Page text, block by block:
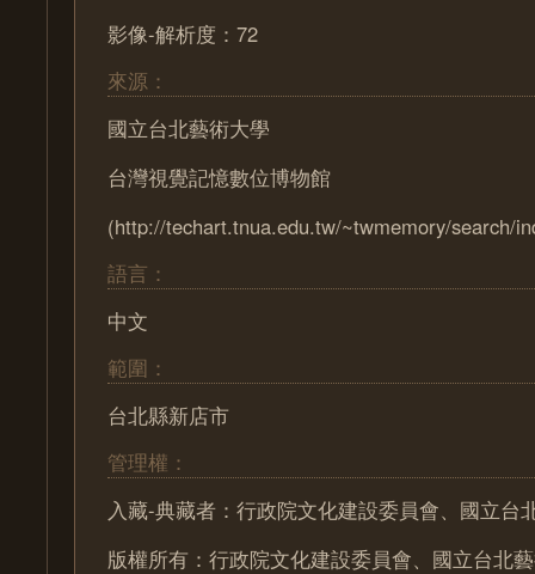
影像-解析度：72
來源：
國立台北藝術大學
台灣視覺記憶數位博物館
(http://techart.tnua.edu.tw/~twmemory/search/
語言：
中文
範圍：
台北縣新店市
管理權：
入藏-典藏者：行政院文化建設委員會、國立台
版權所有：行政院文化建設委員會、國立台北